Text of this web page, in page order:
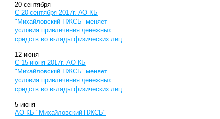
20 сентября
С 20 сентября 2017г. АО КБ
"Михайловский ПЖСБ" меняет
условия привлечения денежных
средств во вклады физических лиц.
12 июня
С 15 июня 2017г. АО КБ
"Михайловский ПЖСБ" меняет
условия привлечения денежных
средств во вклады физических лиц.
5 июня
АО КБ "Михайловский ПЖСБ"